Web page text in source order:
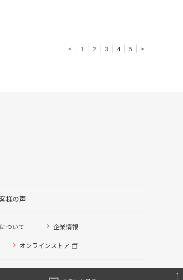
< 1 2 3 4 5 >
様の声
ついて 企業情報
オンラインストア